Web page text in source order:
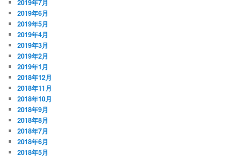
2019年7月
2019年6月
2019年5月
2019年4月
2019年3月
2019年2月
2019年1月
2018年12月
2018年11月
2018年10月
2018年9月
2018年8月
2018年7月
2018年6月
2018年5月